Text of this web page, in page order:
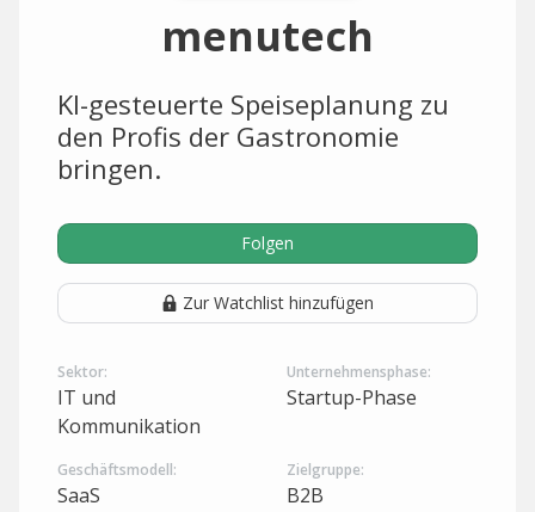
menutech
KI-gesteuerte Speiseplanung zu
den Profis der Gastronomie
bringen.
Folgen
Zur Watchlist hinzufügen
Sektor:
IT und
Kommunikation
Unternehmensphase:
Startup-Phase
Geschäftsmodell:
SaaS
Zielgruppe:
B2B